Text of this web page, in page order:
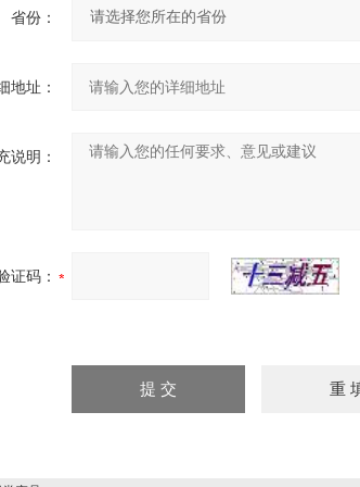
省份：
地址：
说明：
证码：